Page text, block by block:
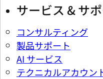
サービス & サ
コンサルティング
製品サポート
AI サービス
テクニカルアカウン